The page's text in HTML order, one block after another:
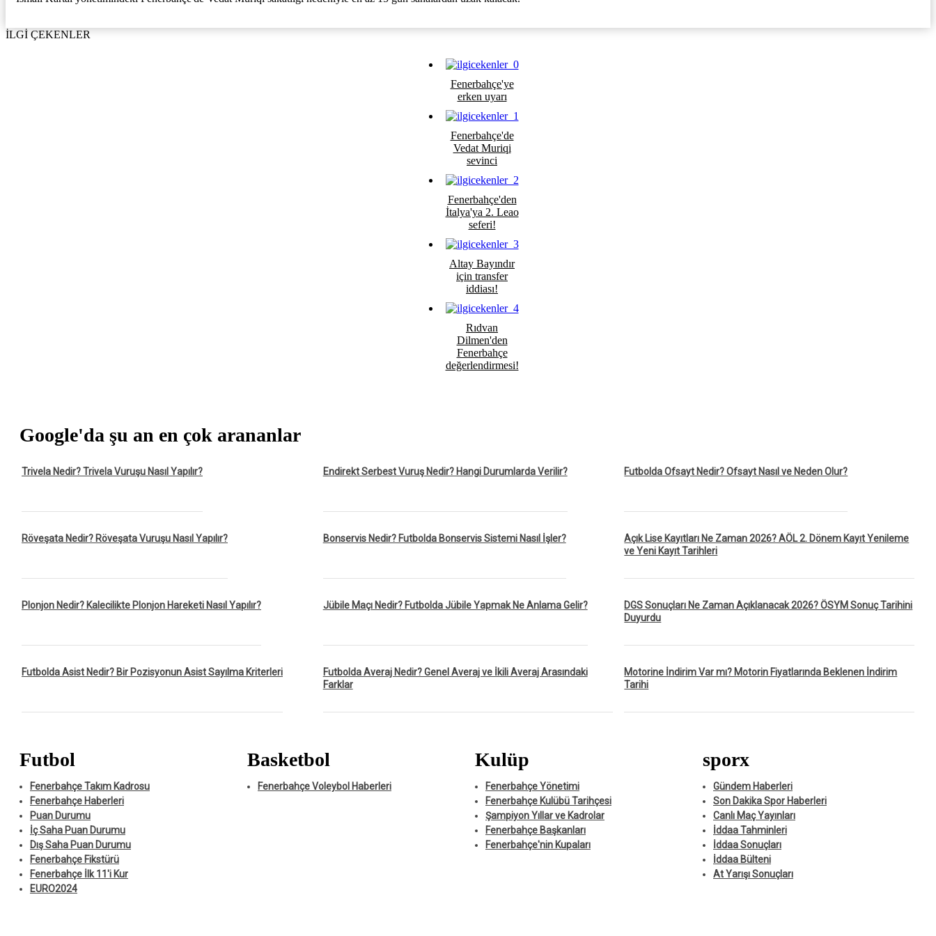
İLGİ ÇEKENLER
Fenerbahçe'ye
erken uyarı
Fenerbahçe'de
Vedat Muriqi
sevinci
Fenerbahçe'den
İtalya'ya 2. Leao
seferi!
Altay Bayındır
için transfer
iddiası!
Rıdvan
Dilmen'den
Fenerbahçe
değerlendirmesi!
Google'da şu an en çok arananlar
Trivela Nedir? Trivela Vuruşu Nasıl Yapılır?
Röveşata Nedir? Röveşata Vuruşu Nasıl Yapılır?
Plonjon Nedir? Kalecilikte Plonjon Hareketi Nasıl Yapılır?
Futbolda Asist Nedir? Bir Pozisyonun Asist Sayılma Kriterleri
Endirekt Serbest Vuruş Nedir? Hangi Durumlarda Verilir?
Bonservis Nedir? Futbolda Bonservis Sistemi Nasıl İşler?
Jübile Maçı Nedir? Futbolda Jübile Yapmak Ne Anlama Gelir?
Futbolda Averaj Nedir? Genel Averaj ve İkili Averaj Arasındaki
Farklar
Futbolda Ofsayt Nedir? Ofsayt Nasıl ve Neden Olur?
Açık Lise Kayıtları Ne Zaman 2026? AÖL 2. Dönem Kayıt Yenileme
ve Yeni Kayıt Tarihleri
DGS Sonuçları Ne Zaman Açıklanacak 2026? ÖSYM Sonuç Tarihini
Duyurdu
Motorine İndirim Var mı? Motorin Fiyatlarında Beklenen İndirim
Tarihi
Futbol
Fenerbahçe Takım Kadrosu
Fenerbahçe Haberleri
Puan Durumu
İç Saha Puan Durumu
Dış Saha Puan Durumu
Fenerbahçe Fikstürü
Fenerbahçe İlk 11'i Kur
EURO2024
Basketbol
Fenerbahçe Voleybol Haberleri
Kulüp
Fenerbahçe Yönetimi
Fenerbahçe Kulübü Tarihçesi
Şampiyon Yıllar ve Kadrolar
Fenerbahçe Başkanları
Fenerbahçe'nin Kupaları
sporx
Gündem Haberleri
Son Dakika Spor Haberleri
Canlı Maç Yayınları
İddaa Tahminleri
İddaa Sonuçları
İddaa Bülteni
At Yarışı Sonuçları